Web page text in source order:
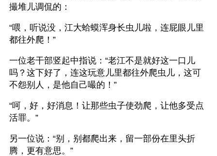
撮堆儿调侃的：
“喂，听说没，江大蛤蟆浑身长虫儿啦，连屁眼儿里
都往外爬！”
一位老干部竖起中指说：“老江不是就好这一口儿
吗？这下好了，连这玩意儿里都往外爬虫儿，这可
不怨别人，是他自己嘬的！”
“呵，好，好消息！让那些虫子使劲爬，让他多受点
活罪。”
另一位说：“别，别都爬出来，留一部份在里头折
腾，更有意思。”